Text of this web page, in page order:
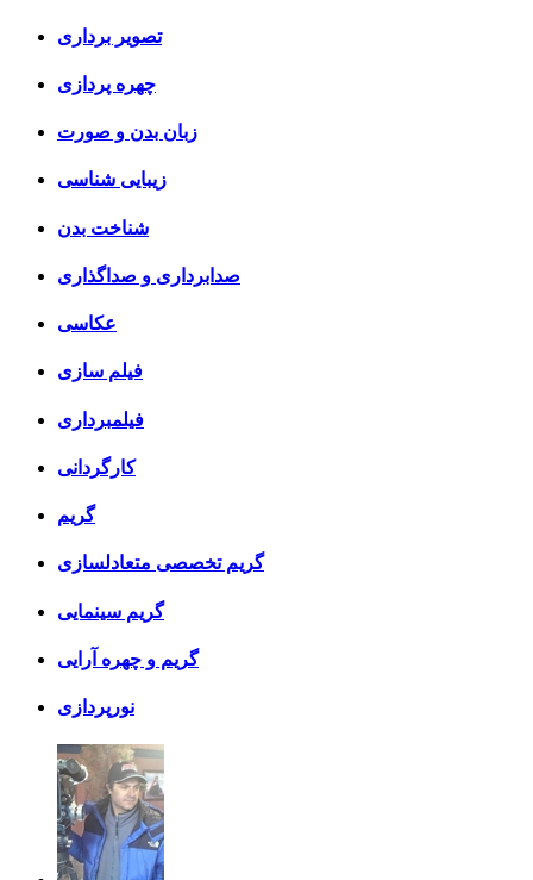
تصویر برداری
چهره پردازی
زبان بدن و صورت
زیبایی شناسی
شناخت بدن
صدابرداری و صداگذاری
عکاسی
فیلم سازی
فیلمبرداری
کارگردانی
گریم
گریم تخصصی متعادلسازی
گریم سینمایی
گریم و چهره آرایی
نورپردازی